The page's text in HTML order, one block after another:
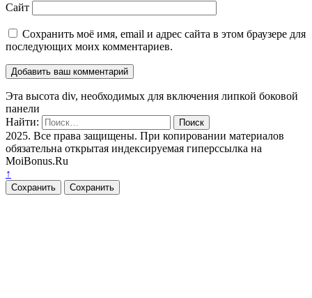
Сайт
Сохранить моё имя, email и адрес сайта в этом браузере для
последующих моих комментариев.
Эта высота div, необходимых для включения липкой боковой
панели
Найти:
2025. Все права защищены. При копировании материалов
обязательна открытая индексируемая гиперссылка на
MoiBonus.Ru
↑